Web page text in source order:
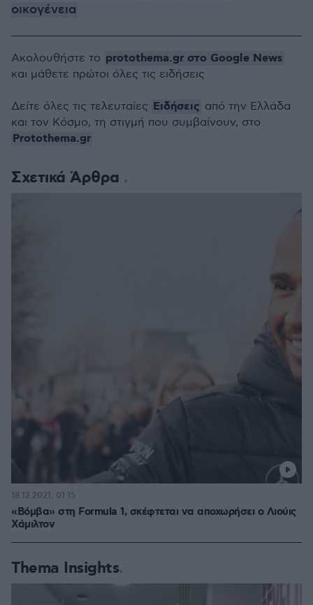
οικογένεια
Σχετικά Άρθρα
«Βόμβα» στη Formula 1, σκέφτεται να αποχωρήσει ο Λιούις
Χάμιλτον
18.12.2021, 01:15
Thema Insights
Ακολουθήστε το protothema.gr στο Google News
και μάθετε πρώτοι όλες τις ειδήσεις
Δείτε όλες τις τελευταίες Ειδήσεις από την Ελλάδα
και τον Κόσμο, τη στιγμή που συμβαίνουν, στο
Protothema.gr